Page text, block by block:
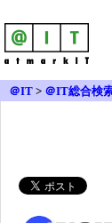
＠IT > ＠IT総合検